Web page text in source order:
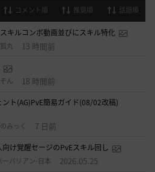
コメント順 推奨順 話題順
キルコンボ動画並びにスキル特化
丸 13 時間前
ん 18 時間前
ト(AG)PvE簡易ガイド(08/02改稿)
みっく 7 日前
け覚醒セージのPvEスキル回し
一バリアン-日本 2026.05.25